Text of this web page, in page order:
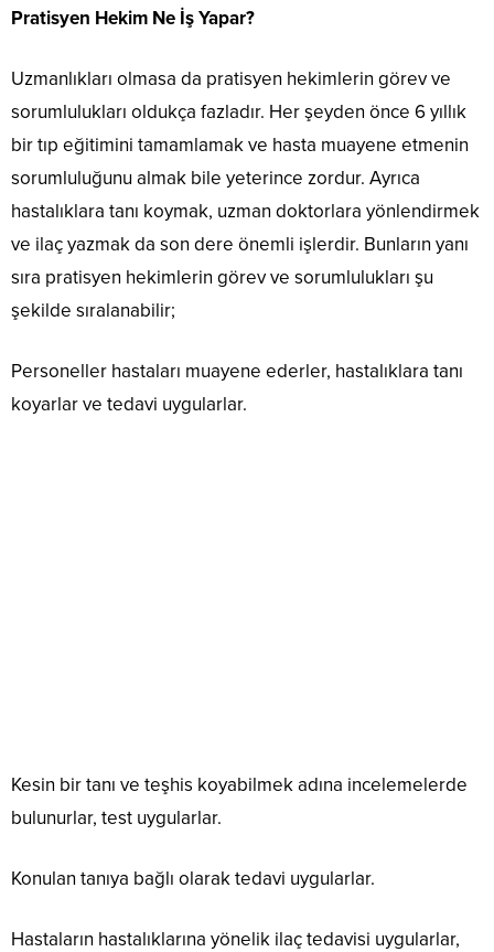
Pratisyen Hekim Ne İş Yapar?
Uzmanlıkları olmasa da pratisyen hekimlerin görev ve
sorumlulukları oldukça fazladır. Her şeyden önce 6 yıllık
bir tıp eğitimini tamamlamak ve hasta muayene etmenin
sorumluluğunu almak bile yeterince zordur. Ayrıca
hastalıklara tanı koymak, uzman doktorlara yönlendirmek
ve ilaç yazmak da son dere önemli işlerdir. Bunların yanı
sıra pratisyen hekimlerin görev ve sorumlulukları şu
şekilde sıralanabilir;
Personeller hastaları muayene ederler, hastalıklara tanı
koyarlar ve tedavi uygularlar.
Kesin bir tanı ve teşhis koyabilmek adına incelemelerde
bulunurlar, test uygularlar.
Konulan tanıya bağlı olarak tedavi uygularlar.
Hastaların hastalıklarına yönelik ilaç tedavisi uygularlar,